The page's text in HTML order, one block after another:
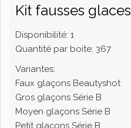
Kit fausses glaces
Disponibilité: 1
Quantité par boite: 367
Variantes:
Faux glaçons Beautyshot
Gros glaçons Série B
Moyen glaçons Série B
Petit glaçons Série B